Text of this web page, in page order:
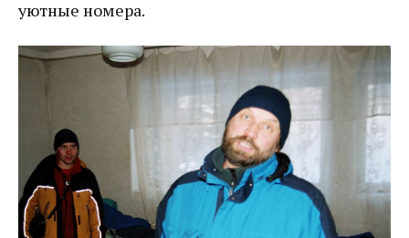
уютные номера.